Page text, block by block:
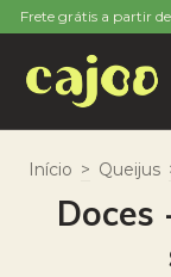
Frete grátis a partir
Início > Queijus
Doces